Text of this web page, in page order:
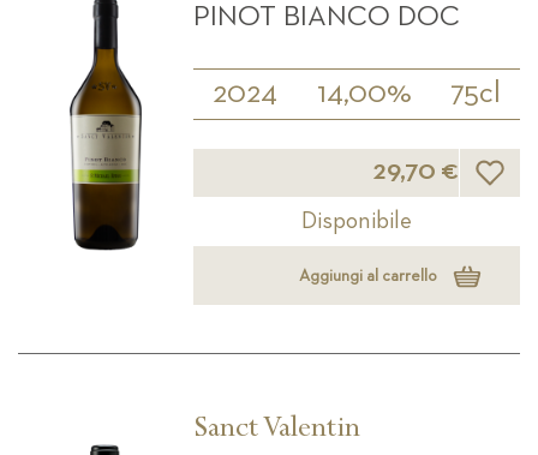
PINOT BIANCO DOC
2024 14,00% 75cl
29,70 € Lista
Disponibile
Aggiungi al carrello
Sanct Valentin